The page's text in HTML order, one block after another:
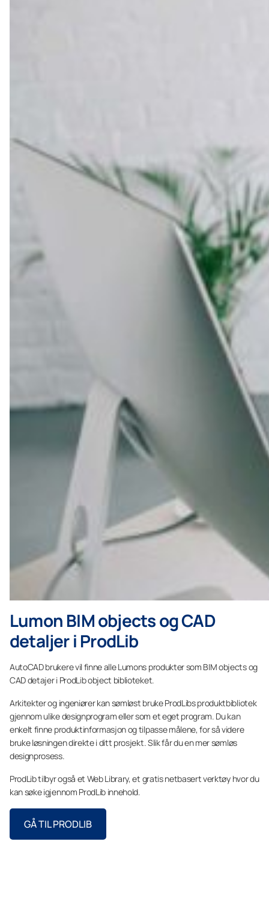
Lumon BIM objects og CAD
detaljer i ProdLib
AutoCAD brukere vil finne alle Lumons produkter som BIM objects og
CAD detajer i ProdLib object biblioteket.
Arkitekter og ingeniører kan sømløst bruke ProdLibs produktbibliotek
gjennom ulike designprogram eller som et eget program. Du kan
enkelt finne produktinformasjon og tilpasse målene, for så videre
bruke løsningen direkte i ditt prosjekt. Slik får du en mer sømløs
designprosess.
ProdLib tilbyr også et Web Library, et gratis netbasert verktøy hvor du
kan søke igjennom ProdLib innehold.
GÅ TIL PRODLIB